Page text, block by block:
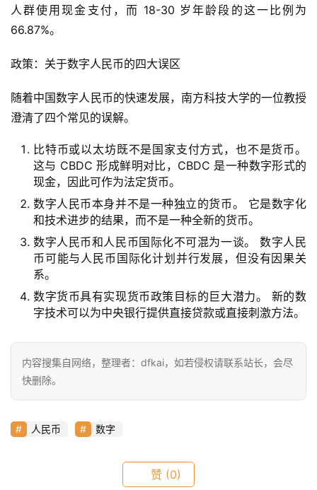
首
信
9
数
常
用
工
人群使用现金支付，而 18-30 岁年龄段的这一比例为
66.87%。
政策：关于数字人民币的四大误区
随着中国数字人民币的快速发展，南方科技大学的一位教授
澄清了四个常见的误解。
比特币或以太坊既不是国家支付方式，也不是货币。
这与 CBDC 形成鲜明对比，CBDC 是一种数字形式的
现金，因此可作为法定货币。
数字人民币本身并不是一种独立的货币。 它是数字化
和技术进步的结果，而不是一种全新的货币。
数字人民币和人民币国际化不可混为一谈。 数字人民
币可能与人民币国际化计划并行发展，但没有因果关
系。
数字货币具有实现货币政策目标的巨大潜力。 新的数
字技术可以为中央银行提供直接贷款或直接刺激方法。
内容搜集自网络，整理者：dfkai，如若侵权请联系站长，会尽
快删除。
人民币 数字
赞 (0)